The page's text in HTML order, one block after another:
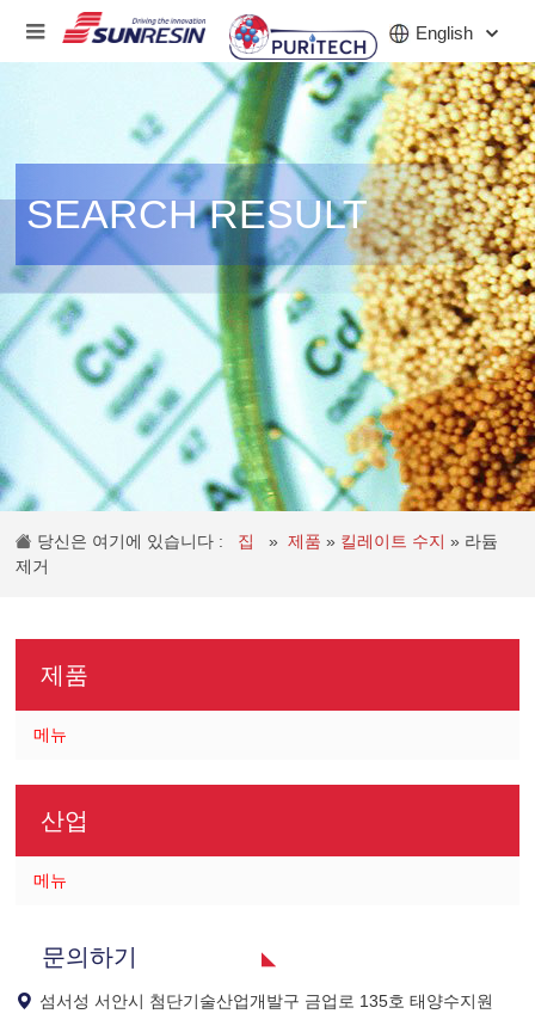
English
제품
산업
투자자
소식
연락하다
SEARCH RESULT
당신은 여기에 있습니다 : 집 »제품» 킬레이트 수지» 라듐
제거
제품
메뉴
산업
메뉴
문의하기
섬서성 서안시 첨단기술산업개발구 금업로 135호 태양수지원